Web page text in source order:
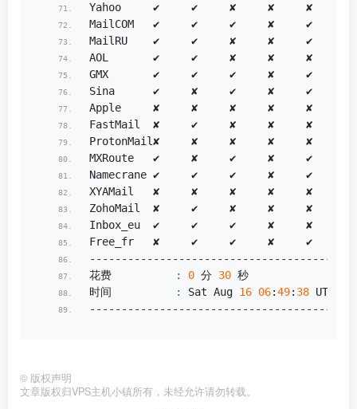
Yahoo     ✔     ✔     ✘     ✘     ✘
MailCOM   ✔     ✔     ✔     ✘     ✔
MailRU    ✔     ✔     ✘     ✘     ✔
AOL       ✔     ✔     ✘     ✘     ✘
GMX       ✔     ✔     ✔     ✘     ✔
Sina      ✔     ✘     ✔     ✘     ✔
Apple     ✘     ✘     ✘     ✘     ✘
FastMail  ✘     ✔     ✘     ✘     ✘
ProtonMail✘     ✘     ✘     ✘     ✘
MXRoute   ✔     ✘     ✔     ✘     ✔
Namecrane ✔     ✔     ✔     ✘     ✔
XYAMail   ✘     ✘     ✘     ✘     ✘
ZohoMail  ✘     ✔     ✘     ✘     ✘
Inbox_eu  ✔     ✔     ✔     ✘     ✘
Free_fr   ✘     ✔     ✔     ✘     ✔
花费
: 0 分 30 秒
时间
: Sat Aug 16 06:49: 38 UTC
© 版权声明
文章版权归VPS主机小镇所有，未经允许请勿转载。